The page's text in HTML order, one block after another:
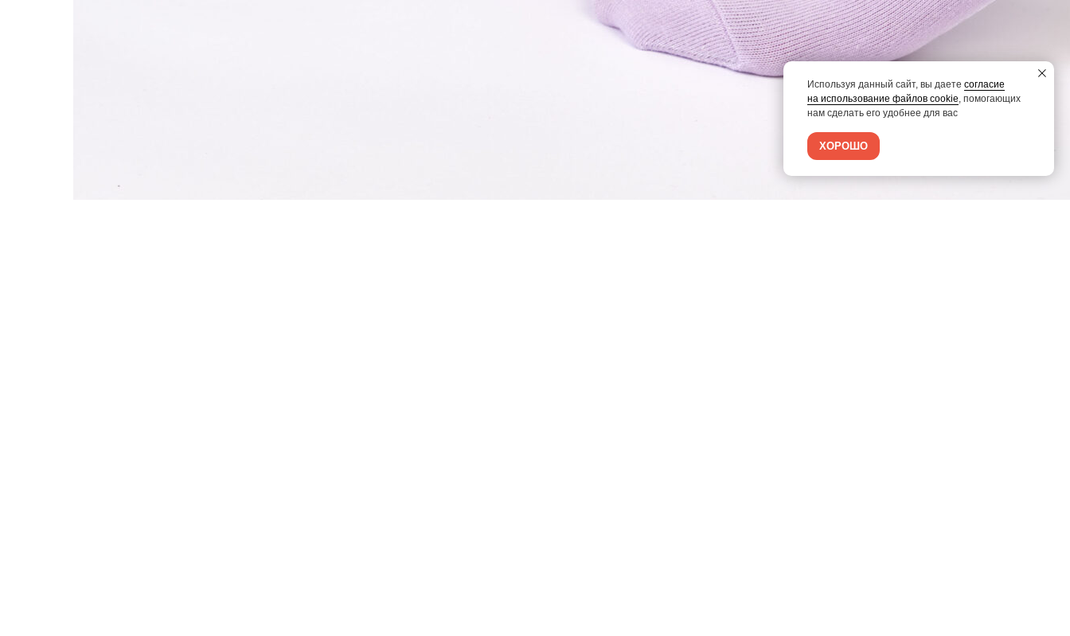
Используя данный сайт, вы даете согласие
на использование файлов cookie, помогающих
нам сделать его удобнее для вас
ХОРОШО